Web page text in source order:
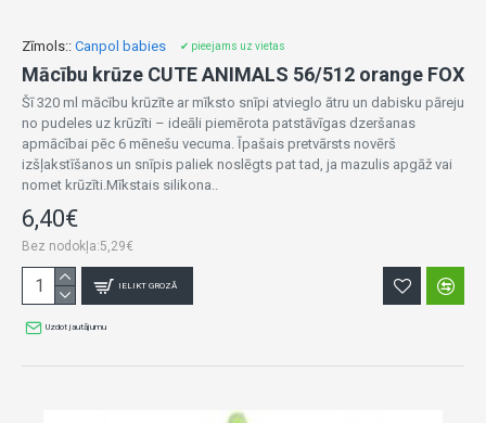
Zīmols:: Canpol babies ✔ pieejams uz vietas
Mācību krūze CUTE ANIMALS 56/512 orange FOX
Šī 320 ml mācību krūzīte ar mīksto snīpi atvieglo ātru un dabisku pāreju
no pudeles uz krūzīti – ideāli piemērota patstāvīgas dzeršanas
apmācībai pēc 6 mēnešu vecuma. Īpašais pretvārsts novērš
izšļakstīšanos un snīpis paliek noslēgts pat tad, ja mazulis apgāž vai
nomet krūzīti.Mīkstais silikona..
6,40€
Bez nodokļa:5,29€
IELIKT GROZĀ
Uzdot jautājumu